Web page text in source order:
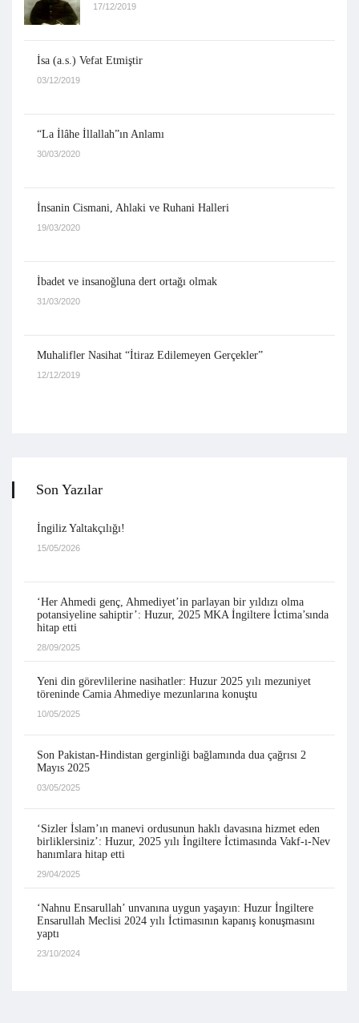
17/12/2019
İsa (a.s.) Vefat Etmiştir
03/12/2019
“La İlâhe İllallah”ın Anlamı
30/03/2020
İnsanin Cismani, Ahlaki ve Ruhani Halleri
19/03/2020
İbadet ve insanoğluna dert ortağı olmak
31/03/2020
Muhalifler Nasihat “İtiraz Edilemeyen Gerçekler”
12/12/2019
Son Yazılar
İngiliz Yaltakçılığı!
15/05/2026
‘Her Ahmedi genç, Ahmediyet’in parlayan bir yıldızı olma
potansiyeline sahiptir’: Huzur, 2025 MKA İngiltere İctima’sında
hitap etti
28/09/2025
Yeni din görevlilerine nasihatler: Huzur 2025 yılı mezuniyet
töreninde Camia Ahmediye mezunlarına konuştu
10/05/2025
Son Pakistan-Hindistan gerginliği bağlamında dua çağrısı 2
Mayıs 2025
03/05/2025
‘Sizler İslam’ın manevi ordusunun haklı davasına hizmet eden
birliklersiniz’: Huzur, 2025 yılı İngiltere İctimasında Vakf-ı-Nev
hanımlara hitap etti
29/04/2025
‘Nahnu Ensarullah’ unvanına uygun yaşayın: Huzur İngiltere
Ensarullah Meclisi 2024 yılı İctimasının kapanış konuşmasını
yaptı
23/10/2024